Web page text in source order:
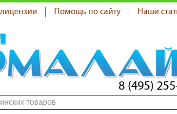
Помощь по сайту Наши
8 (495)